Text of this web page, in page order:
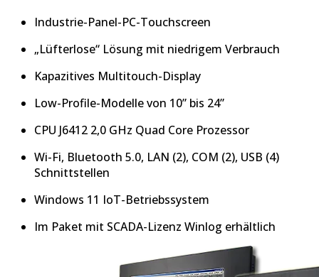
Industrie-Panel-PC-Touchscreen
„Lüfterlose“ Lösung mit niedrigem Verbrauch
Kapazitives Multitouch-Display
Low-Profile-Modelle von 10” bis 24”
CPU J6412 2,0 GHz Quad Core Prozessor
Wi-Fi, Bluetooth 5.0, LAN (2), COM (2), USB (4)
Schnittstellen
Windows 11 IoT-Betriebssystem
Im Paket mit SCADA-Lizenz Winlog erhältlich